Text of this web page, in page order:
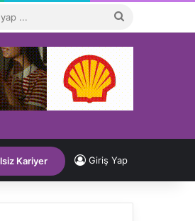
değiştir
...
Kariyer Giriş Yap